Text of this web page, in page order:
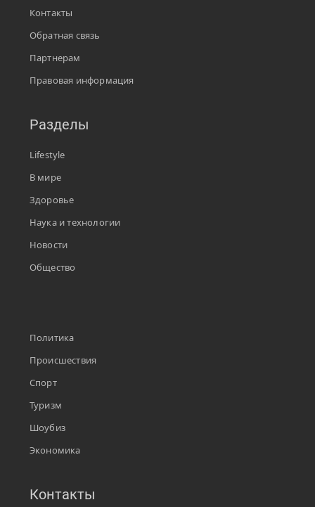
Контакты
Обратная связь
Партнерам
Правовая информация
Разделы
Lifestyle
В мире
Здоровье
Наука и технологии
Новости
Общество
Политика
Происшествия
Спорт
Туризм
Шоубиз
Экономика
Контакты